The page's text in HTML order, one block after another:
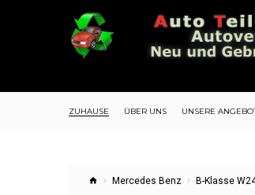
ZUHAUSE ÜBER UNS UNSERE
Mercedes Benz B-Klasse